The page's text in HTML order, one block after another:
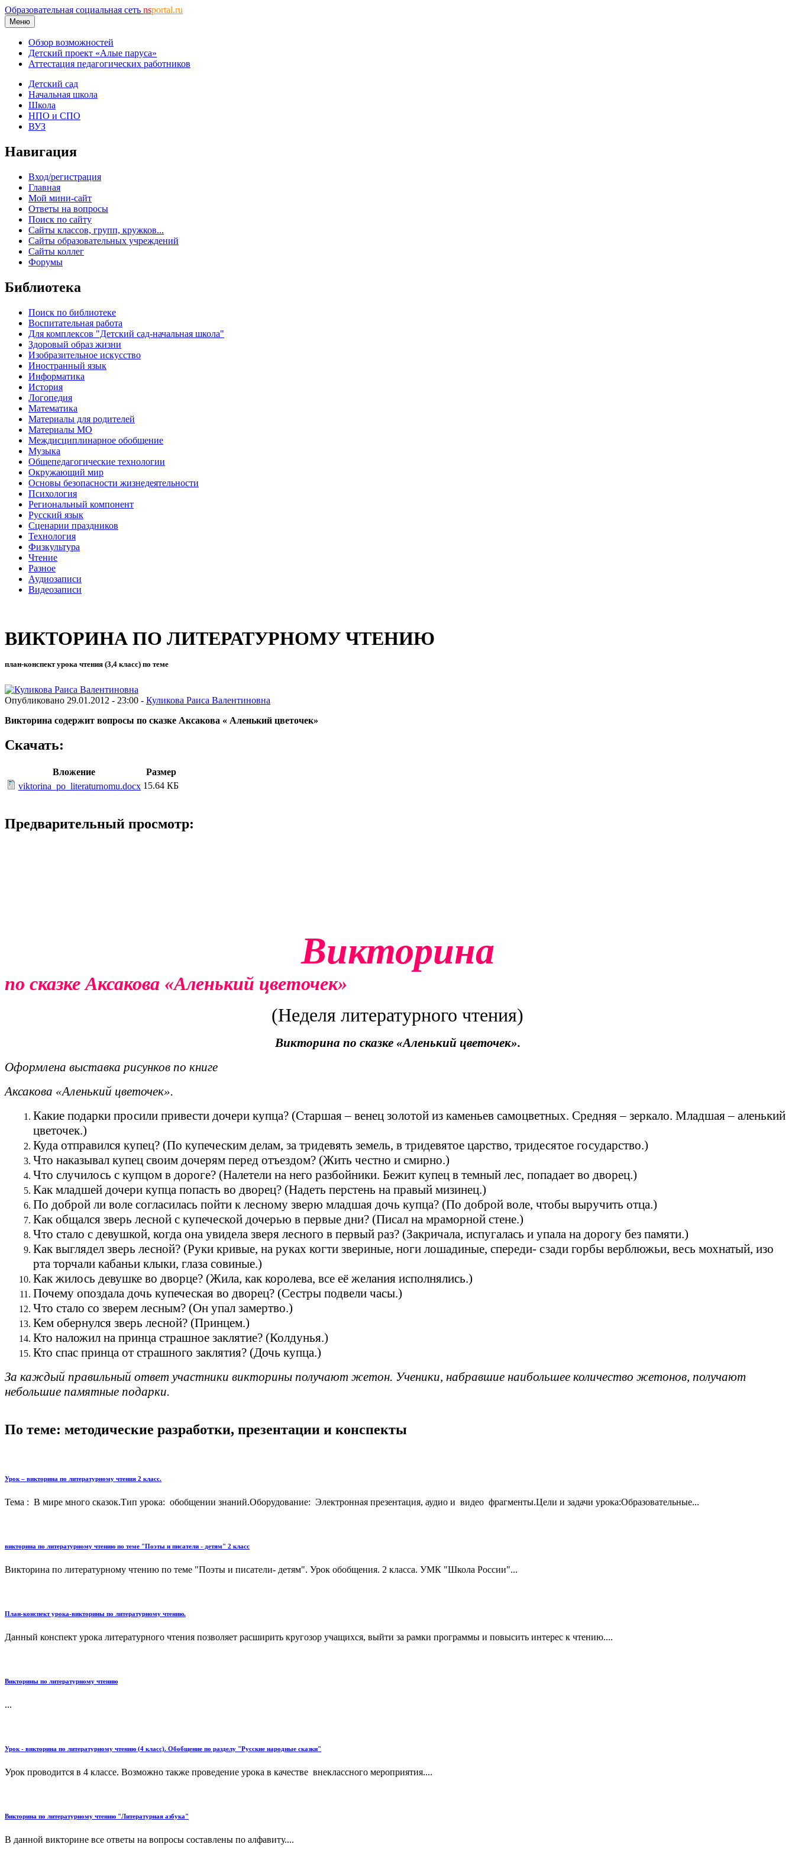
Образовательная социальная сеть nsportal.ru
Меню
Обзор возможностей
Детский проект «Алые паруса»
Аттестация педагогических работников
Детский сад
Начальная школа
Школа
НПО и СПО
ВУЗ
Навигация
Вход/регистрация
Главная
Мой мини-сайт
Ответы на вопросы
Поиск по сайту
Сайты классов, групп, кружков...
Сайты образовательных учреждений
Сайты коллег
Форумы
Библиотека
Поиск по библиотеке
Воспитательная работа
Для комплексов "Детский сад-начальная школа"
Здоровый образ жизни
Изобразительное искусство
Иностранный язык
Информатика
История
Логопедия
Математика
Материалы для родителей
Материалы МО
Междисциплинарное обобщение
Музыка
Общепедагогические технологии
Окружающий мир
Основы безопасности жизнедеятельности
Психология
Региональный компонент
Русский язык
Сценарии праздников
Технология
Физкультура
Чтение
Разное
Аудиозаписи
Видеозаписи
ВИКТОРИНА ПО ЛИТЕРАТУРНОМУ ЧТЕНИЮ
план-конспект урока чтения (3,4 класс) по теме
Опубликовано 29.01.2012 - 23:00 - Куликова Раиса Валентиновна
Викторина содержит вопросы по сказке Аксакова « Аленький цветочек»
Скачать:
Вложение
Размер
viktorina_po_literaturnomu.docx 15.64 КБ
Предварительный просмотр:
Викторина
по сказке Аксакова «Аленький цветочек»
(Неделя литературного чтения)
Викторина по сказке «Аленький цветочек».
Оформлена выставка рисунков по книге
Аксакова «Аленький цветочек».
Какие подарки просили привести дочери купца? (Старшая – венец золотой из каменьев самоцветных. Средняя – зеркало. Младшая – аленький
цветочек.)
Куда отправился купец? (По купеческим делам, за тридевять земель, в тридевятое царство, тридесятое государство.)
Что наказывал купец своим дочерям перед отъездом? (Жить честно и смирно.)
Что случилось с купцом в дороге? (Налетели на него разбойники. Бежит купец в темный лес, попадает во дворец.)
Как младшей дочери купца попасть во дворец? (Надеть перстень на правый мизинец.)
По доброй ли воле согласилась пойти к лесному зверю младшая дочь купца? (По доброй воле, чтобы выручить отца.)
Как общался зверь лесной с купеческой дочерью в первые дни? (Писал на мраморной стене.)
Что стало с девушкой, когда она увидела зверя лесного в первый раз? (Закричала, испугалась и упала на дорогу без памяти.)
Как выглядел зверь лесной? (Руки кривые, на руках когти звериные, ноги лошадиные, спереди- сзади горбы верблюжьи, весь мохнатый, изо
рта торчали кабаньи клыки, глаза совиные.)
Как жилось девушке во дворце? (Жила, как королева, все её желания исполнялись.)
Почему опоздала дочь купеческая во дворец? (Сестры подвели часы.)
Что стало со зверем лесным? (Он упал замертво.)
Кем обернулся зверь лесной? (Принцем.)
Кто наложил на принца страшное заклятие? (Колдунья.)
Кто спас принца от страшного заклятия? (Дочь купца.)
За каждый правильный ответ участники викторины получают жетон. Ученики, набравшие наибольшее количество жетонов, получают
небольшие памятные подарки.
По теме: методические разработки, презентации и конспекты
Урок – викторина по литературному чтения 2 класс.
Тема : В мире много сказок.Тип урока: обобщении знаний.Оборудование: Электронная презентация, аудио и видео фрагменты.Цели и задачи урока:Образовательные...
викторина по литературному чтению по теме "Поэты и писатели - детям" 2 класс
Викторина по литературному чтению по теме "Поэты и писатели- детям". Урок обобщения. 2 класса. УМК "Школа России"...
План-конспект урока-викторины по литературному чтению.
Данный конспект урока литературного чтения позволяет расширить кругозор учащихся, выйти за рамки программы и повысить интерес к чтению....
Викторины по литературному чтению
...
Урок - викторина по литературному чтению (4 класс). Обобщение по разделу "Русские народные сказки"
Урок проводится в 4 классе. Возможно также проведение урока в качестве внеклассного мероприятия....
Викторина по литературному чтению "Литературная азбука"
В данной викторине все ответы на вопросы составлены по алфавиту....